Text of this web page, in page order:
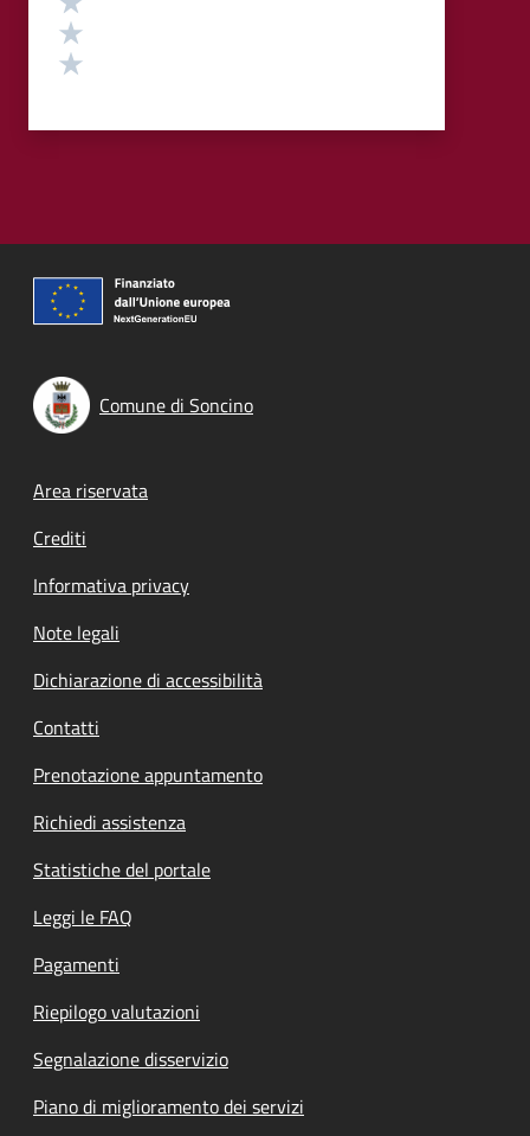
Comune di Soncino
Footer menu
Area riservata
Crediti
Informativa privacy
Note legali
Dichiarazione di accessibilità
Contatti
Prenotazione appuntamento
Richiedi assistenza
Statistiche del portale
Leggi le FAQ
Pagamenti
Riepilogo valutazioni
Segnalazione disservizio
Piano di miglioramento dei servizi